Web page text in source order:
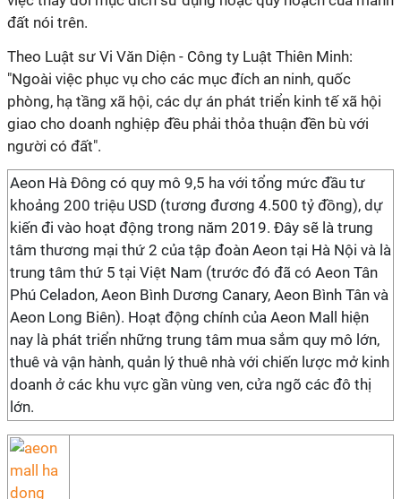
đất nói trên.
Theo Luật sư Vi Văn Diện - Công ty Luật Thiên Minh:
"Ngoài việc phục vụ cho các mục đích an ninh, quốc
phòng, hạ tầng xã hội, các dự án phát triển kinh tế xã hội
giao cho doanh nghiệp đều phải thỏa thuận đền bù với
người có đất".
Aeon Hà Đông có quy mô 9,5 ha với tổng mức đầu tư
khoảng 200 triệu USD (tương đương 4.500 tỷ đồng), dự
kiến đi vào hoạt động trong năm 2019. Đây sẽ là trung
tâm thương mại thứ 2 của tập đoàn Aeon tại Hà Nội và là
trung tâm thứ 5 tại Việt Nam (trước đó đã có Aeon Tân
Phú Celadon, Aeon Bình Dương Canary, Aeon Bình Tân và
Aeon Long Biên). Hoạt động chính của Aeon Mall hiện
nay là phát triển những trung tâm mua sắm quy mô lớn,
thuê và vận hành, quản lý thuê nhà với chiến lược mở kinh
doanh ở các khu vực gần vùng ven, cửa ngõ các đô thị
lớn.